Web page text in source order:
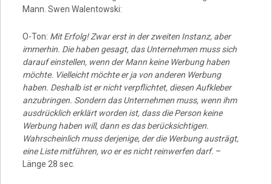
Mann. Swen Walentowski:
O-Ton: Mit Erfolg! Zwar erst in der zweiten Instanz, aber
immerhin. Die haben gesagt, das Unternehmen muss sich
darauf einstellen, wenn der Mann keine Werbung haben
möchte. Vielleicht möchte er ja von anderen Werbung
haben. Deshalb ist er nicht verpflichtet, diesen Aufkleber
anzubringen. Sondern das Unternehmen muss, wenn ihm
ausdrücklich erklärt worden ist, dass die Person keine
Werbung haben will, dann es das berücksichtigen.
Wahrscheinlich muss derjenige, der die Werbung austrägt,
eine Liste mitführen, wo er es nicht reinwerfen darf. –
Länge 28 sec.